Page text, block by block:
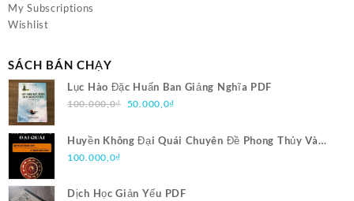
My Subscriptions
Wishlist
SÁCH BÁN CHẠY
Lục Hào Đặc Huấn Ban Giảng Nghĩa PDF
100.000,0₫ Giá
là:
50.000,0₫
tại
Huyền Không Đại Quái Chuyên Đề Phong Thủy Và
Trạch Nhật Pháp PDF
100.000,0₫
Dịch Học Giản Yếu PDF